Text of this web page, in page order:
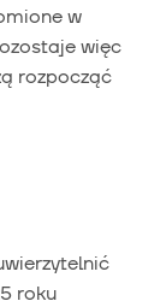
w
więc
rozpocząć
roku